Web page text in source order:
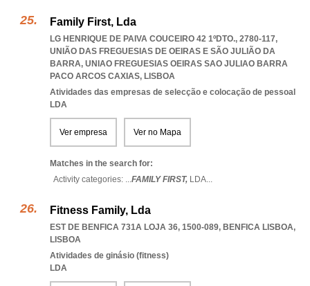
Family First, Lda
LG HENRIQUE DE PAIVA COUCEIRO 42 1ºDTO., 2780-117,
UNIÃO DAS FREGUESIAS DE OEIRAS E SÃO JULIÃO DA
BARRA, UNIAO FREGUESIAS OEIRAS SAO JULIAO BARRA
PACO ARCOS CAXIAS, LISBOA
Atividades das empresas de selecção e colocação de pessoal
LDA
Ver empresa Ver no Mapa
Matches in the search for:
Activity categories: ...FAMILY FIRST, LDA...
Fitness Family, Lda
EST DE BENFICA 731A LOJA 36, 1500-089, BENFICA LISBOA,
LISBOA
Atividades de ginásio (fitness)
LDA